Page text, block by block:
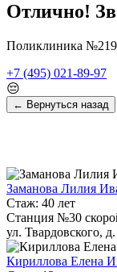
Отлично!
Поликлиника
+7 (495) 021-89-97
😔
← Вернуться назад
Заманова Лилия
Стаж: 40 лет
Станция №30
ул. Твардовского,
Кириллова Елена